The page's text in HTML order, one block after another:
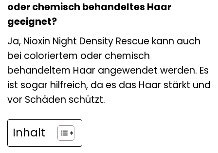
oder chemisch behandeltes Haar
geeignet?
Ja, Nioxin Night Density Rescue kann auch
bei coloriertem oder chemisch
behandeltem Haar angewendet werden. Es
ist sogar hilfreich, da es das Haar stärkt und
vor Schäden schützt.
Inhalt